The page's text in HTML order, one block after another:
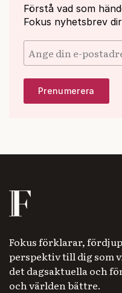
Förstå vad som
Fokus nyhetsbrev
Fokus förklarar,
perspektiv till dig som
det dagsaktuella och
och världen bättre.